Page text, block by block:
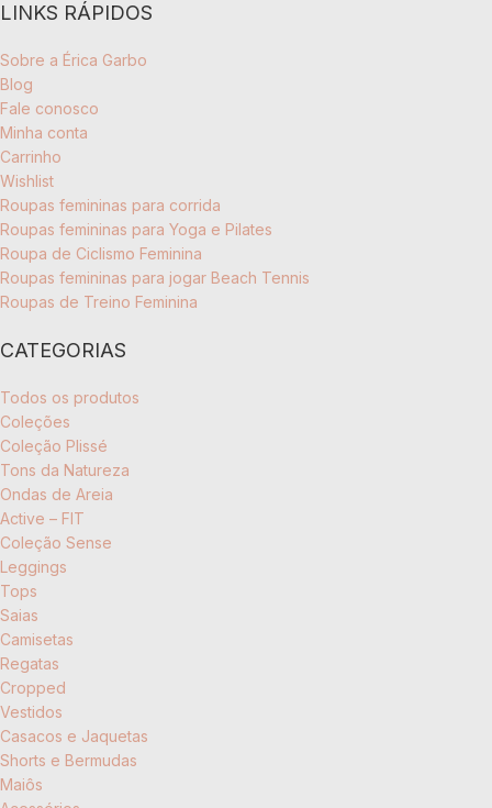
LINKS RÁPIDOS
Sobre a Érica Garbo
Blog
Fale conosco
Minha conta
Carrinho
Wishlist
Roupas femininas para corrida
Roupas femininas para Yoga e Pilates
Roupa de Ciclismo Feminina
Roupas femininas para jogar Beach Tennis
Roupas de Treino Feminina
CATEGORIAS
Todos os produtos
Coleções
Coleção Plissé
Tons da Natureza
Ondas de Areia
Active – FIT
Coleção Sense
Leggings
Tops
Saias
Camisetas
Regatas
Cropped
Vestidos
Casacos e Jaquetas
Shorts e Bermudas
Maiôs